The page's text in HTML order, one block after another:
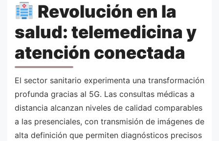
Revolución en la
salud: telemedicina y
atención conectada
El sector sanitario experimenta una transformación
profunda gracias al 5G. Las consultas médicas a
distancia alcanzan niveles de calidad comparables
a las presenciales, con transmisión de imágenes de
alta definición que permiten diagnósticos precisos